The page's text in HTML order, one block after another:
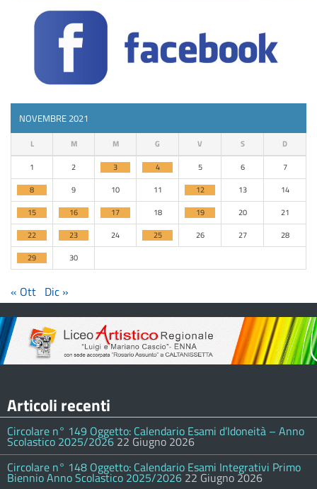
NOVEMBRE 2021
L M M G V S D
1 2 3 4 5 6
7
8
9 10 11 12 13
14
15
16 17 18 19 20
21
22
23 24 25 26 27
28
29
30
« Ott Dic »
Articoli recenti
Circolare n° 149 Oggetto: Calendario Esami d’Idoneità – Anno
Scolastico 2025/2026 22 Giugno 2026
Circolare n° 148 Oggetto: Calendario Esami Integrativi Primo
Biennio Anno Scolastico 2025/2026 22 Giugno 2026